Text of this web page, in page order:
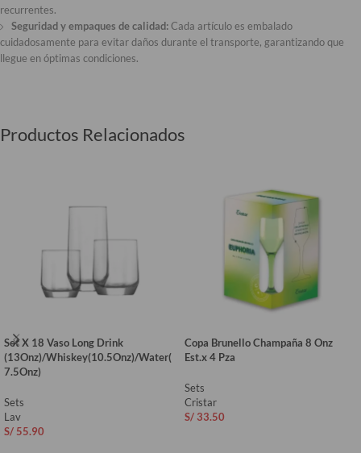
recurrentes.
Seguridad y empaques de calidad:Cada artículo es embalado
cuidadosamente para evitar daños durante el transporte, garantizando que
llegue en óptimas condiciones.
Productos Relacionados
Set X 18 Vaso Long Drink
(13Onz)/Whiskey(10.5Onz)/Water(
7.5Onz)
Sets
Lav
S/ 55.90
Copa Brunello Champaña 8 Onz
Est.x 4 Pza
Sets
Cristar
S/ 33.50